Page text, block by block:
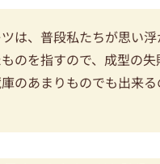
は、普段私たちが思い
のを指すので、成型の
のあまりものでも出来